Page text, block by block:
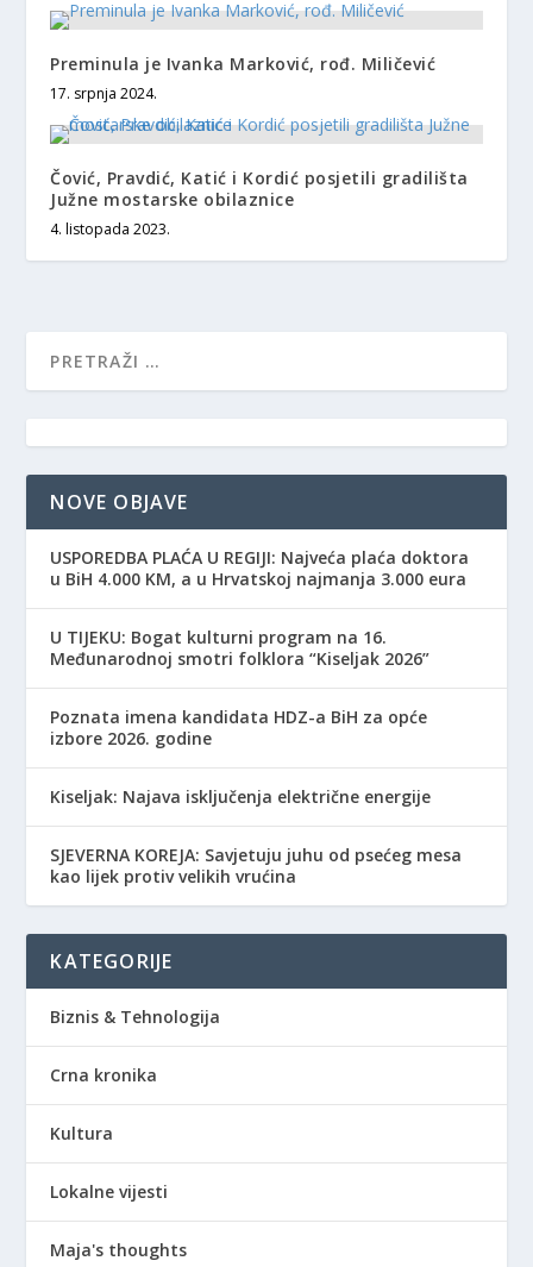
Preminula je Ivanka Marković, rođ. Miličević
17. srpnja 2024.
Čović, Pravdić, Katić i Kordić posjetili gradilišta
Južne mostarske obilaznice
4. listopada 2023.
NOVE OBJAVE
USPOREDBA PLAĆA U REGIJI: Najveća plaća doktora
u BiH 4.000 KM, a u Hrvatskoj najmanja 3.000 eura
​U TIJEKU: Bogat kulturni program na 16.
Međunarodnoj smotri folklora “Kiseljak 2026”
Poznata imena kandidata HDZ-a BiH za opće
izbore 2026. godine
Kiseljak: Najava isključenja električne energije
SJEVERNA KOREJA: Savjetuju juhu od psećeg mesa
kao lijek protiv velikih vrućina
KATEGORIJE
Biznis & Tehnologija
Crna kronika
Kultura
Lokalne vijesti
Maja's thoughts